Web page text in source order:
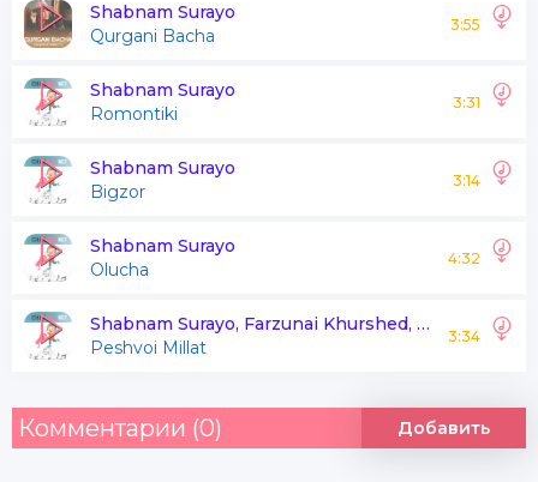
Shabnam Surayo
Qurgani Bacha
3:55
Shabnam Surayo
Romontiki
3:31
Shabnam Surayo
Bigzor
3:14
Shabnam Surayo
Olucha
4:32
Shabnam Surayo, Farzunai Khurshed, Surayo Qasimova, Fariduni Khurshed
Peshvoi Millat
3:34
Комментарии (0) Добавить